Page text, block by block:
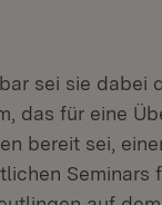
sei sie dabei
das für eine
bereit sei,
Seminars